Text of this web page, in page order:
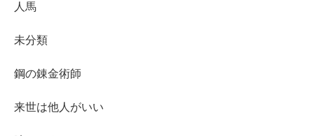
人馬
未分類
鋼の錬金術師
来世は他人がいい